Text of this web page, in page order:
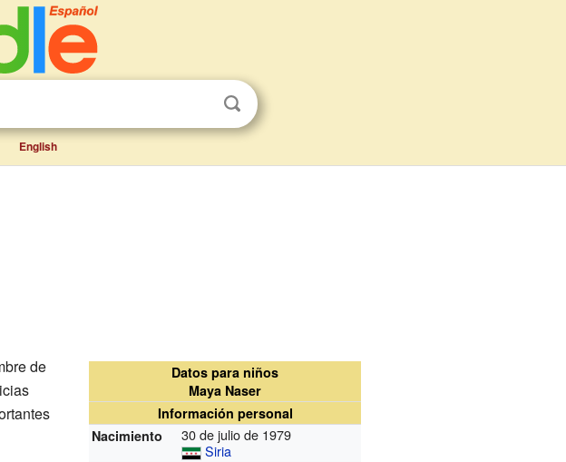
English
Datos para niños
Maya Naser
Información personal
Nacimiento
30 de julio de 1979
Siria
de